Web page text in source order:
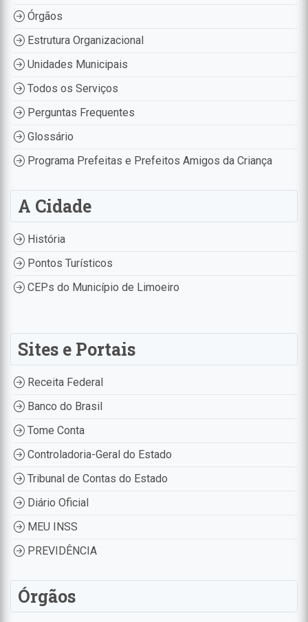
Órgãos
Estrutura Organizacional
Unidades Municipais
Todos os Serviços
Perguntas Frequentes
Glossário
Programa Prefeitas e Prefeitos Amigos da Criança
A Cidade
História
Pontos Turísticos
CEPs do Município de Limoeiro
Sites e Portais
Receita Federal
Banco do Brasil
Tome Conta
Controladoria-Geral do Estado
Tribunal de Contas do Estado
Diário Oficial
MEU INSS
PREVIDÊNCIA
Órgãos